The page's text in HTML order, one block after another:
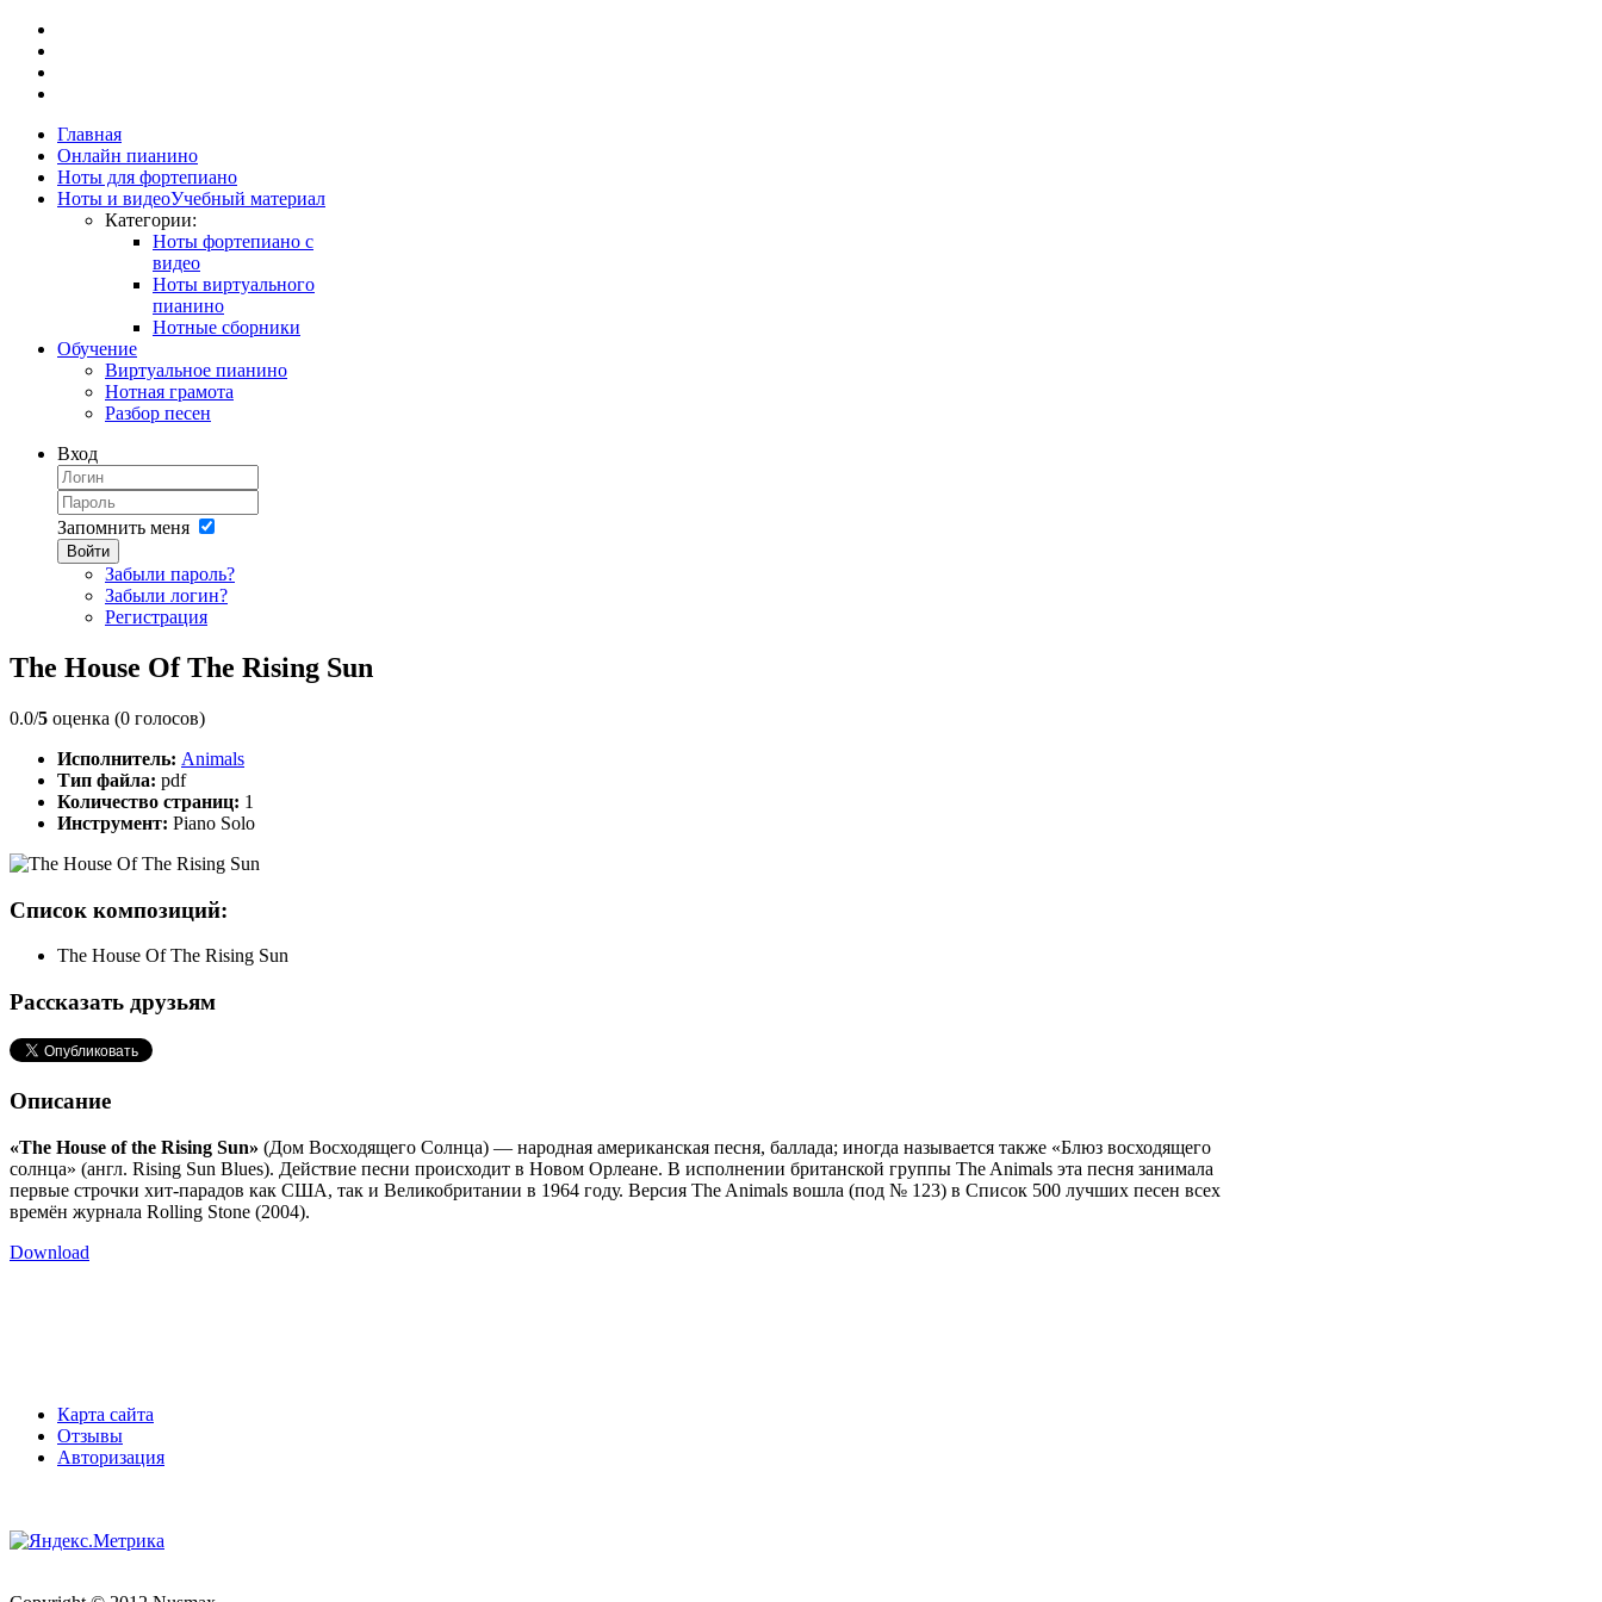
Главная
Онлайн пианино
Ноты для фортепиано
Ноты и видеоУчебный материал
Категории:
Ноты фортепиано с
видео
Ноты виртуального
пианино
Нотные сборники
Обучение
Виртуальное пианино
Нотная грамота
Разбор песен
Вход
Запомнить меня
Войти
Забыли пароль?
Забыли логин?
Регистрация
The House Of The Rising Sun
0.0/5 оценка (0 голосов)
Исполнитель: Animals
Тип файла: pdf
Количество страниц: 1
Инструмент: Piano Solo
Список композиций:
The House Of The Rising Sun
Рассказать друзьям
Описание
«The House of the Rising Sun» (Дом Восходящего Солнца) — народная американская песня, баллада; иногда называется также «Блюз восходящего
солнца» (англ. Rising Sun Blues). Действие песни происходит в Новом Орлеане. В исполнении британской группы The Animals эта песня занимала
первые строчки хит-парадов как США, так и Великобритании в 1964 году. Версия The Animals вошла (под № 123) в Список 500 лучших песен всех
времён журнала Rolling Stone (2004).
Download
Карта сайта
Отзывы
Авторизация